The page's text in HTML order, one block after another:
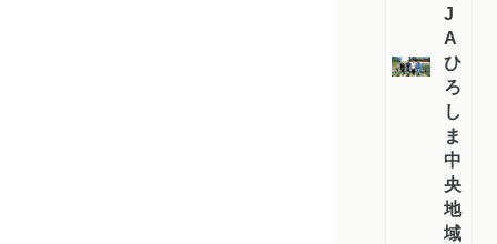
J
A
ひ
ろ
し
ま
中
央
地
域